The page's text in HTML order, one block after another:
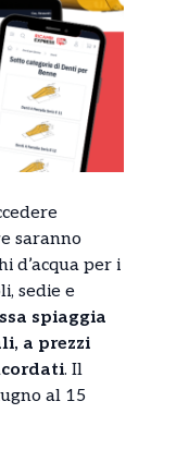
saranno
d’acqua per i
sedie e
spiaggia
a prezzi
. Il
al 15